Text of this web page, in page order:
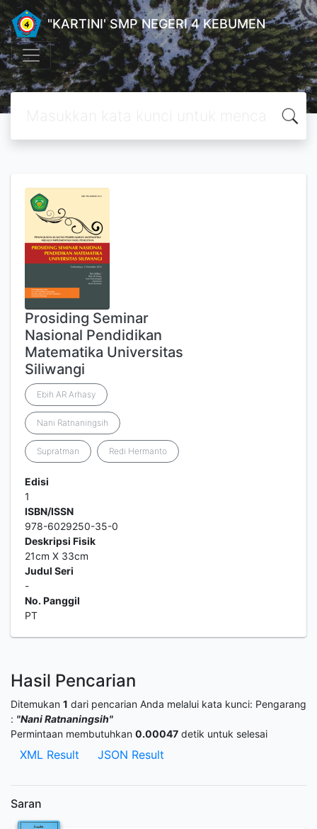
"KARTINI' SMP NEGERI 4 KEBUMEN
Prosiding Seminar
Nasional Pendidikan
Matematika Universitas
Siliwangi
Ebih AR Arhasy
Nani Ratnaningsih
Supratman Redi Hermanto
Edisi
1
ISBN/ISSN
978-6029250-35-0
Deskripsi Fisik
21cm X 33cm
Judul Seri
-
No. Panggil
PT
Hasil Pencarian
Ditemukan 1 dari pencarian Anda melalui kata kunci: Pengarang
: "Nani Ratnaningsih"
Permintaan membutuhkan 0.00047 detik untuk selesai
XML Result JSON Result
Saran